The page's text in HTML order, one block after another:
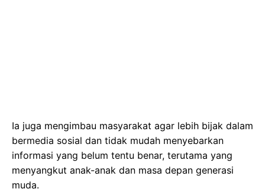
Ia juga mengimbau masyarakat agar lebih bijak dalam
bermedia sosial dan tidak mudah menyebarkan
informasi yang belum tentu benar, terutama yang
menyangkut anak-anak dan masa depan generasi
muda.